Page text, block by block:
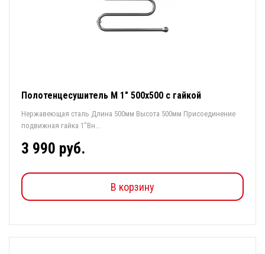
Полотенцесушитель М 1" 500х500 с гайкой
Нержавеющая сталь Длина 500мм Высота 500мм Присоединение
подвижная гайка 1"Вн...
3 990 руб.
В корзину